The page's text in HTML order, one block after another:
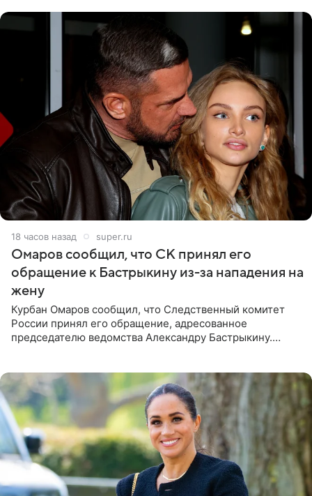
18 часов назад super.ru
Омаров сообщил, что СК принял его
обращение к Бастрыкину из-за нападения на
жену
Курбан Омаров сообщил, что Следственный комитет
России принял его обращение, адресованное
председателю ведомства Александру Бастрыкину.